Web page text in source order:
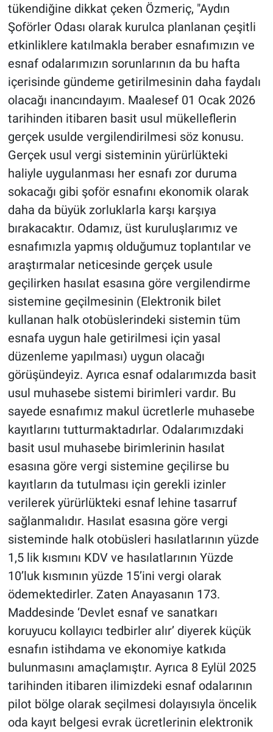
tükendiğine dikkat çeken Özmeriç, "Aydın
Şoförler Odası olarak kurulca planlanan çeşitli
etkinliklere katılmakla beraber esnafımızın ve
esnaf odalarımızın sorunlarının da bu hafta
içerisinde gündeme getirilmesinin daha faydalı
olacağı inancındayım. Maalesef 01 Ocak 2026
tarihinden itibaren basit usul mükelleflerin
gerçek usulde vergilendirilmesi söz konusu.
Gerçek usul vergi sisteminin yürürlükteki
haliyle uygulanması her esnafı zor duruma
sokacağı gibi şoför esnafını ekonomik olarak
daha da büyük zorluklarla karşı karşıya
bırakacaktır. Odamız, üst kuruluşlarımız ve
esnafımızla yapmış olduğumuz toplantılar ve
araştırmalar neticesinde gerçek usule
geçilirken hasılat esasına göre vergilendirme
sistemine geçilmesinin (Elektronik bilet
kullanan halk otobüslerindeki sistemin tüm
esnafa uygun hale getirilmesi için yasal
düzenleme yapılması) uygun olacağı
görüşündeyiz. Ayrıca esnaf odalarımızda basit
usul muhasebe sistemi birimleri vardır. Bu
sayede esnafımız makul ücretlerle muhasebe
kayıtlarını tutturmaktadırlar. Odalarımızdaki
basit usul muhasebe birimlerinin hasılat
esasına göre vergi sistemine geçilirse bu
kayıtların da tutulması için gerekli izinler
verilerek yürürlükteki esnaf lehine tasarruf
sağlanmalıdır. Hasılat esasına göre vergi
sisteminde halk otobüsleri hasılatlarının yüzde
1,5 lik kısmını KDV ve hasılatlarının Yüzde
10’luk kısmının yüzde 15’ini vergi olarak
ödemektedirler. Zaten Anayasanın 173.
Maddesinde ‘Devlet esnaf ve sanatkarı
koruyucu kollayıcı tedbirler alır’ diyerek küçük
esnafın istihdama ve ekonomiye katkıda
bulunmasını amaçlamıştır. Ayrıca 8 Eylül 2025
tarihinden itibaren ilimizdeki esnaf odalarının
pilot bölge olarak seçilmesi dolayısıyla öncelik
oda kayıt belgesi evrak ücretlerinin elektronik